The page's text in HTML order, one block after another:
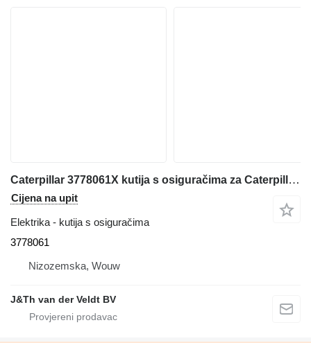
Caterpillar 3778061X kutija s osiguračima za Caterpillar 320E 312E 323E 324E 316E 336E 329E 349E 320F 330F 340F 390F 312F 352F 313F 323F 374F 325F 335F 316F 326F 336F 318F 329F 349F M320F M322F M323F M315F M316F M317F M318F MH3022 MH3024 MH3026 MH3295 bagera
Cijena na upit
Elektrika - kutija s osiguračima
3778061
Nizozemska, Wouw
J&Th van der Veldt BV